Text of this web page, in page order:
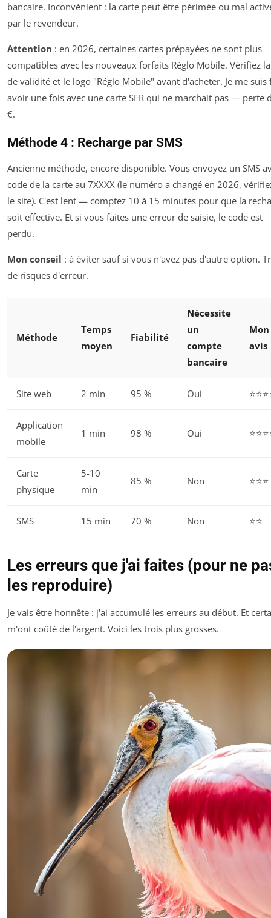
bancaire. Inconvénient : la carte peut être périmée ou mal
par le revendeur.
Attention : en 2026, certaines cartes prépayées ne sont plus
compatibles avec les nouveaux forfaits Réglo Mobile. Vérifiez
de validité et le logo "Réglo Mobile" avant d'acheter. Je me suis
avoir une fois avec une carte SFR qui ne marchait pas — perte
€.
Méthode 4 : Recharge par SMS
Ancienne méthode, encore disponible. Vous envoyez un SMS
code de la carte au 7XXXX (le numéro a changé en 2026,
le site). C'est lent — comptez 10 à 15 minutes pour que la
soit effective. Et si vous faites une erreur de saisie, le code est
perdu.
Mon conseil : à éviter sauf si vous n'avez pas d'autre option.
de risques d'erreur.
Méthode
Temps
moyen
Fiabilité
Nécessite
un
compte
bancaire
Mon
avis
Site web 2 min 95 % Oui
Application
mobile
1 min 98 % Oui
Carte
physique
5-10
min
85 % Non ⭐⭐⭐
SMS 15 min 70 % Non ⭐⭐
Les erreurs que j'ai faites (pour ne
les reproduire)
Je vais être honnête : j'ai accumulé les erreurs au début. Et
m'ont coûté de l'argent. Voici les trois plus grosses.